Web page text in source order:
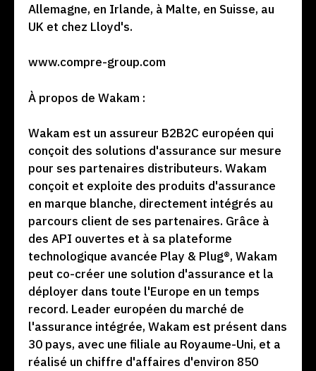
Allemagne, en Irlande, à Malte, en Suisse, au
UK et chez Lloyd's.
www.compre-group.com
À propos de Wakam :
Wakam est un assureur B2B2C européen qui
conçoit des solutions d'assurance sur mesure
pour ses partenaires distributeurs. Wakam
conçoit et exploite des produits d'assurance
en marque blanche, directement intégrés au
parcours client de ses partenaires. Grâce à
des API ouvertes et à sa plateforme
technologique avancée Play & Plug®, Wakam
peut co-créer une solution d'assurance et la
déployer dans toute l'Europe en un temps
record. Leader européen du marché de
l'assurance intégrée, Wakam est présent dans
30 pays, avec une filiale au Royaume-Uni, et a
réalisé un chiffre d'affaires d'environ 850